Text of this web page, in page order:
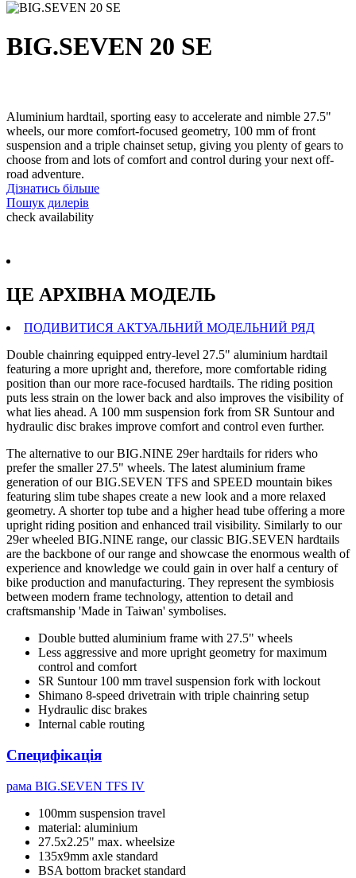
BIG.SEVEN 20 SE
Aluminium hardtail, sporting easy to accelerate and nimble 27.5"
wheels, our more comfort-focused geometry, 100 mm of front
suspension and a triple chainset setup, giving you plenty of gears to
choose from and lots of comfort and control during your next off-
road adventure.
Дізнатись більше
Пошук дилерів
check availability
ЦЕ АРХIВНА МОДЕЛЬ
ПОДИВИТИСЯ АКТУАЛЬНИЙ МОДЕЛЬНИЙ РЯД
Double chainring equipped entry-level 27.5" aluminium hardtail
featuring a more upright and, therefore, more comfortable riding
position than our more race-focused hardtails. The riding position
puts less strain on the lower back and also improves the visibility of
what lies ahead. A 100 mm suspension fork from SR Suntour and
hydraulic disc brakes improve comfort and control even further.
The alternative to our BIG.NINE 29er hardtails for riders who
prefer the smaller 27.5" wheels. The latest aluminium frame
generation of our BIG.SEVEN TFS and SPEED mountain bikes
featuring slim tube shapes create a new look and a more relaxed
geometry. A shorter top tube and a higher head tube offering a more
upright riding position and enhanced trail visibility. Similarly to our
29er wheeled BIG.NINE range, our classic BIG.SEVEN hardtails
are the backbone of our range and showcase the enormous wealth of
experience and knowledge we could gain in over half a century of
bike production and manufacturing. They represent the symbiosis
between modern frame technology, attention to detail and
craftsmanship 'Made in Taiwan' symbolises.
Double butted aluminium frame with 27.5" wheels
Less aggressive and more upright geometry for maximum
control and comfort
SR Suntour 100 mm travel suspension fork with lockout
Shimano 8-speed drivetrain with triple chainring setup
Hydraulic disc brakes
Internal cable routing
Специфікація
рама BIG.SEVEN TFS IV
100mm suspension travel
material: aluminium
27.5x2.25" max. wheelsize
135x9mm axle standard
BSA bottom bracket standard